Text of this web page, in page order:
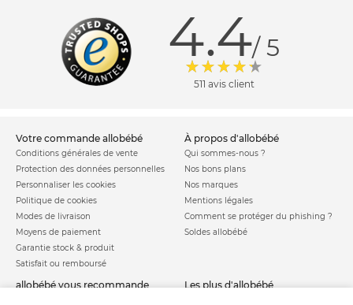
4.4/ 5
511 avis client
votre commande allobébé
Conditions générales de vente
Protection des données personnelles
Personnaliser les cookies
Politique de cookies
Modes de livraison
Moyens de paiement
Garantie stock & produit
Satisfait ou remboursé
à propos d'allobébé
Qui sommes-nous ?
Nos bons plans
Nos marques
Mentions légales
Comment se protéger du phishing ?
Soldes allobébé
allobébé vous recommande les plus d'allobébé